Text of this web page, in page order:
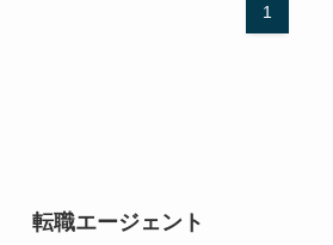
1
転職エージェント